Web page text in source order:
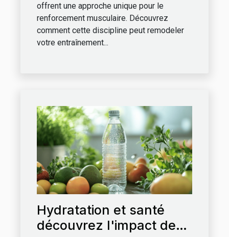
offrent une approche unique pour le
renforcement musculaire. Découvrez
comment cette discipline peut remodeler
votre entraînement...
Hydratation et santé
découvrez l'impact de